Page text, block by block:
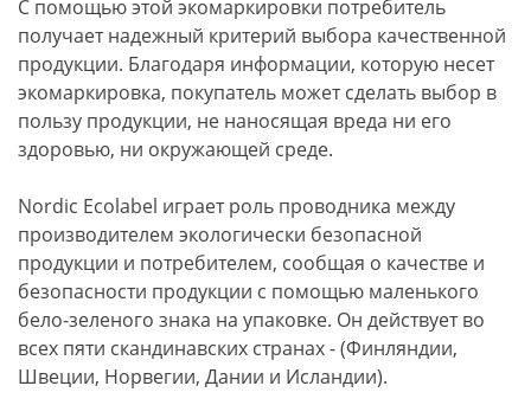
С помощью этой экомаркировки потребитель
получает надежный критерий выбора качественной
продукции. Благодаря информации, которую несет
экомаркировка, покупатель может сделать выбор в
пользу продукции, не наносящая вреда ни его
здоровью, ни окружающей среде.
Nordic Ecolabel играет роль проводника между
производителем экологически безопасной
продукции и потребителем, сообщая о качестве и
безопасности продукции с помощью маленького
бело-зеленого знака на упаковке. Он действует во
всех пяти скандинавских странах - (Финляндии,
Швеции, Норвегии, Дании и Исландии).